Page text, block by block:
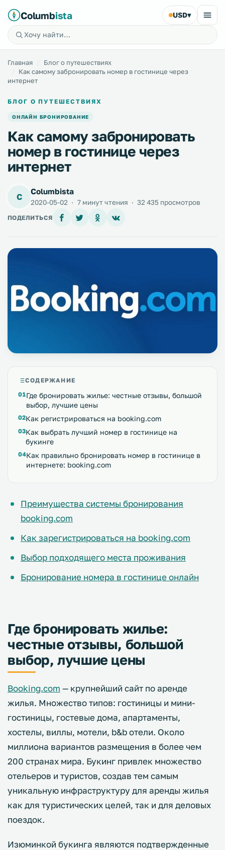
Columbista USD▾
Главная
Блог о путешествиях
Как самому забронировать номер в гостинице через
интернет
БЛОГ О ПУТЕШЕСТВИЯХ
ОНЛАЙН БРОНИРОВАНИЕ
Как самому забронировать
номер в гостинице через
интернет
C
Columbista
2020-05-02 · 7 минут чтения · 32 435 просмотров
ПОДЕЛИТЬСЯ
СОДЕРЖАНИЕ
Где бронировать жилье: честные отзывы, большой
выбор, лучшие цены
Как регистрироваться на booking.com
Как выбрать лучший номер в гостинице на
букинге
Как правильно бронировать номер в гостинице в
интернете: booking.com
Преимущества системы бронирования
booking.com
Как зарегистрироваться на booking.com
Выбор подходящего места проживания
Бронирование номера в гостинице онлайн
Где бронировать жилье:
честные отзывы, большой
выбор, лучшие цены
Booking.com — крупнейший сайт по аренде
жилья. Множество типов: гостиницы и мини-
гостиницы, гостевые дома, апартаменты,
хостелы, виллы, мотели, b&b отели. Около
миллиона вариантов размещения в более чем
200 странах мира. Букинг привлек множество
отельеров и туристов, создав тем самым
уникальную инфраструктуру для аренды жилья
как для туристических целей, так и для деловых
поездок.
Изюминкой букинга являются подтвержденные